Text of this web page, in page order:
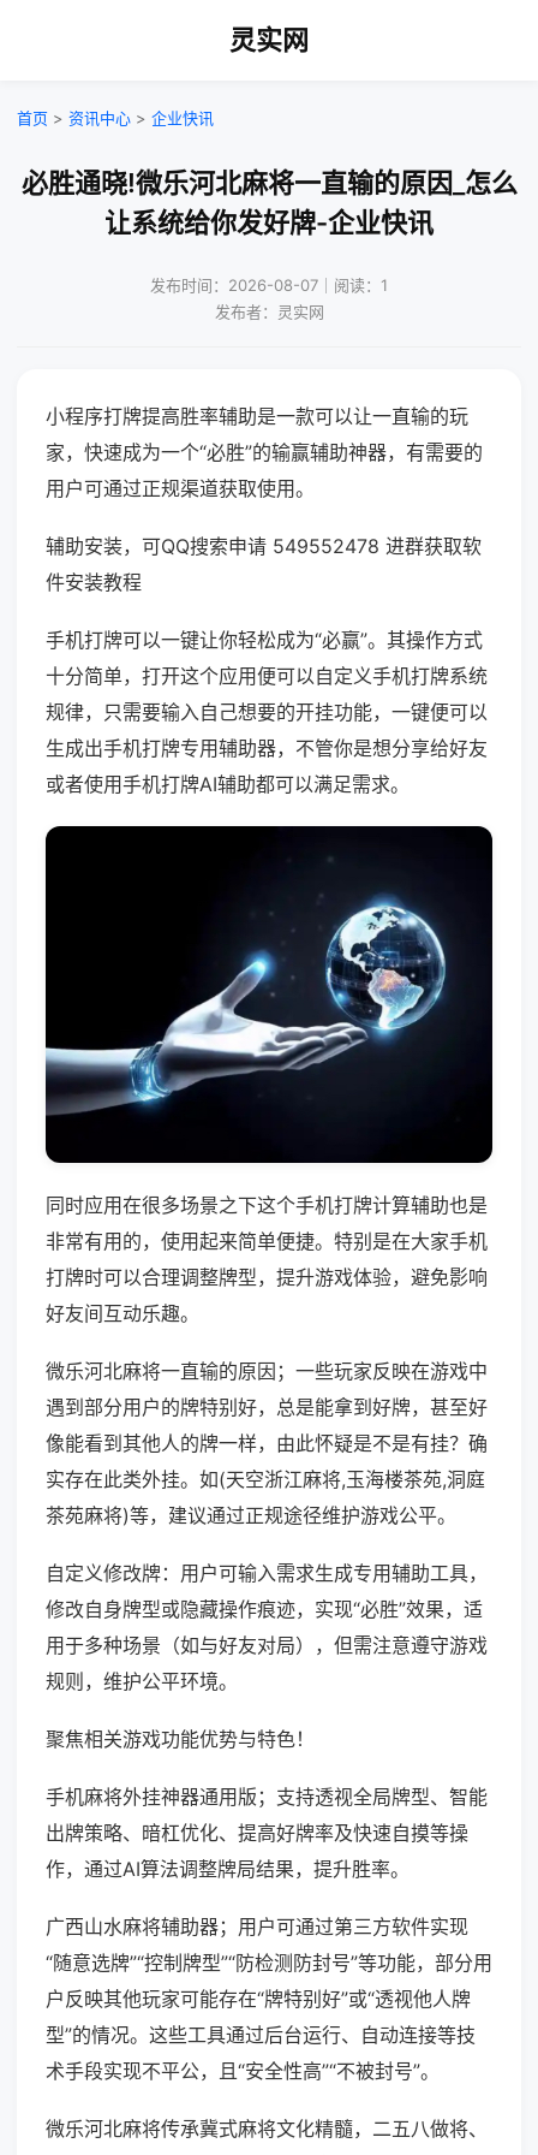
灵实网
首页 > 资讯中心 > 企业快讯
必胜通晓!微乐河北麻将一直输的原因_怎么
让系统给你发好牌-企业快讯
发布时间：2026-08-07｜阅读：1
发布者：灵实网
小程序打牌提高胜率辅助是一款可以让一直输的玩
家，快速成为一个“必胜”的输赢辅助神器，有需要的
用户可通过正规渠道获取使用。
辅助安装，可QQ搜索申请 549552478 进群获取软
件安装教程
手机打牌可以一键让你轻松成为“必赢”。其操作方式
十分简单，打开这个应用便可以自定义手机打牌系统
规律，只需要输入自己想要的开挂功能，一键便可以
生成出手机打牌专用辅助器，不管你是想分享给好友
或者使用手机打牌AI辅助都可以满足需求。
同时应用在很多场景之下这个手机打牌计算辅助也是
非常有用的，使用起来简单便捷。特别是在大家手机
打牌时可以合理调整牌型，提升游戏体验，避免影响
好友间互动乐趣。
微乐河北麻将一直输的原因；一些玩家反映在游戏中
遇到部分用户的牌特别好，总是能拿到好牌，甚至好
像能看到其他人的牌一样，由此怀疑是不是有挂？确
实存在此类外挂。如(天空浙江麻将,玉海楼茶苑,洞庭
茶苑麻将)等，建议通过正规途径维护游戏公平。
自定义修改牌：用户可输入需求生成专用辅助工具，
修改自身牌型或隐藏操作痕迹，实现“必胜”效果，适
用于多种场景（如与好友对局），但需注意遵守游戏
规则，维护公平环境。
聚焦相关游戏功能优势与特色！
手机麻将外挂神器通用版；支持透视全局牌型、智能
出牌策略、暗杠优化、提高好牌率及快速自摸等操
作，通过AI算法调整牌局结果，提升胜率。
广西山水麻将辅助器；用户可通过第三方软件实现
“随意选牌”“控制牌型”“防检测防封号”等功能，部分用
户反映其他玩家可能存在“牌特别好”或“透视他人牌
型”的情况。这些工具通过后台运行、自动连接等技
术手段实现不平公，且“安全性高”“不被封号”。
微乐河北麻将传承冀式麻将文化精髓，二五八做将、